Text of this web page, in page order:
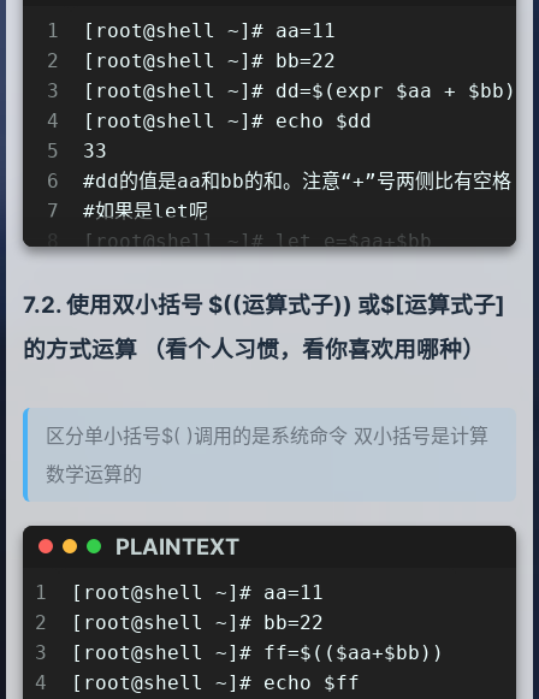
1
2
3
4
5
6
7
8
10
[root@shell ~]# aa=11
[root@shell ~]# bb=22
[root@shell ~]# dd=$(expr $aa + $bb)
[root@shell ~]# echo $dd
33
#dd的值是aa和bb的和。注意“+”号两侧比有空格
#如果是let呢
[root@shell ~]# let e=$aa+$bb
33
使用双小括号 $((运算式子)) 或$[运算式子]
的方式运算 （看个人习惯，看你喜欢用哪种）
区分单小括号$( )调用的是系统命令 双小括号是计算
数学运算的
PLAINTEXT
1
2
3
4
[root@shell ~]# aa=11
[root@shell ~]# bb=22
[root@shell ~]# ff=$(($aa+$bb))
[root@shell ~]# echo $ff